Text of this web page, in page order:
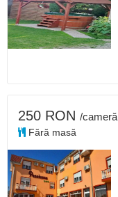
250 RON /cameră
Fără masă